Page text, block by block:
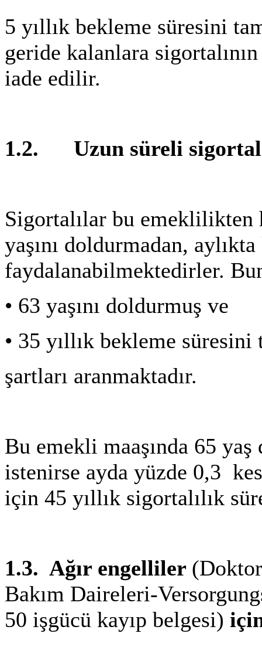
5 yıllık bekleme süresini
geride kalanlara
iade edilir.
1.2. Uzun süreli
Sigortalılar bu emeklilikten
yaşını doldurmadan,
faydalanabilmektedirler.
• 63 yaşını doldurmuş ve
• 35 yıllık bekleme süresini
şartları aranmaktadır.
Bu emekli maaşında 65
istenirse ayda yüzde 0,3
için 45 yıllık sigortalılık
1.3. Ağır engelliler
Bakım Daireleri-
50 işgücü kayıp belgesi)